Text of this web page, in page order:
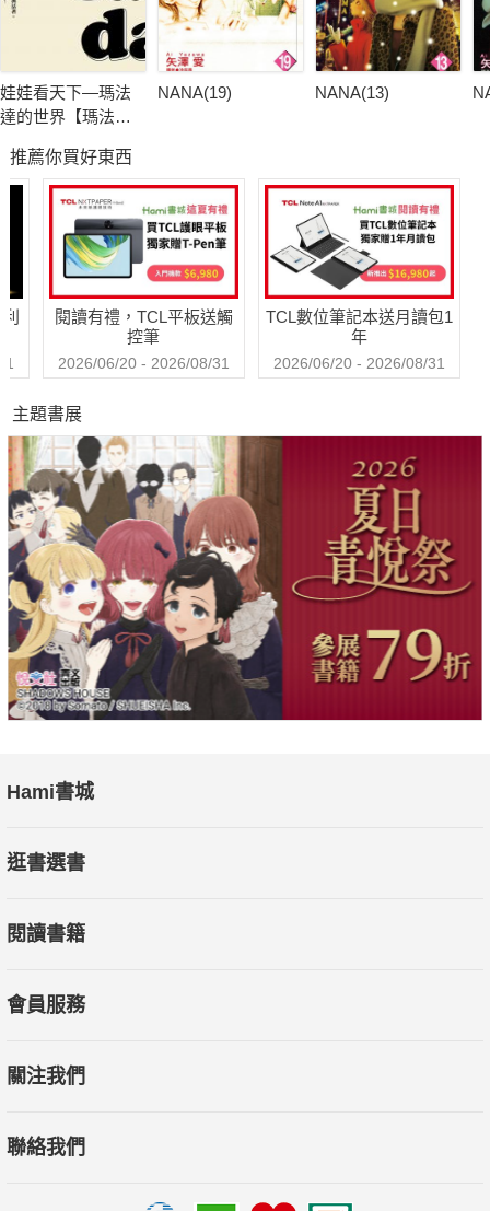
娃娃看天下—瑪法
達的世界【瑪法達
念版．珍藏套
書】：阿根廷國寶
級漫畫大師最不朽
的經典作品，三毛
精心翻譯
NANA(19) NANA(13)
推薦你買好東西
閱讀有禮，TCL平板送觸
控筆
2026/06/20 - 2026/08/31
TCL數位筆記本送月讀包1
年
2026/06/20 - 2026/08/31
主題書展
Hami書城
逛書選書
閱讀書籍
會員服務
關注我們
聯絡我們